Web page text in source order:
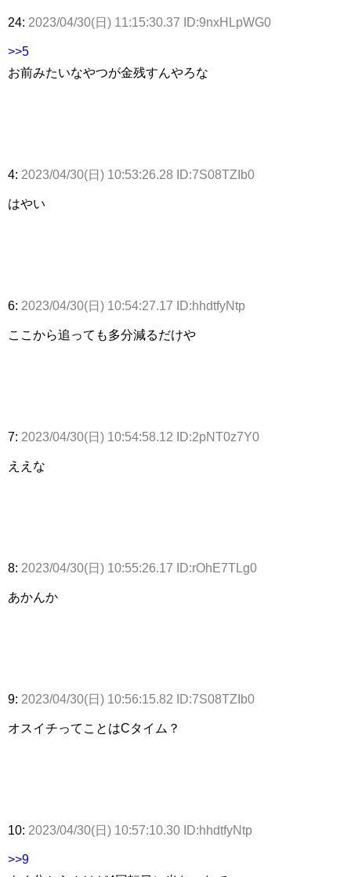
24: 2023/04/30(日) 11:15:30.37 ID:9nxHLpWG0
>>5
お前みたいなやつが金残すんやろな
4: 2023/04/30(日) 10:53:26.28 ID:7S08TZIb0
はやい
6: 2023/04/30(日) 10:54:27.17 ID:hhdtfyNtp
ここから追っても多分減るだけや
7: 2023/04/30(日) 10:54:58.12 ID:2pNT0z7Y0
ええな
8: 2023/04/30(日) 10:55:26.17 ID:rOhE7TLg0
あかんか
9: 2023/04/30(日) 10:56:15.82 ID:7S08TZIb0
オスイチってことはCタイム？
10: 2023/04/30(日) 10:57:10.30 ID:hhdtfyNtp
>>9